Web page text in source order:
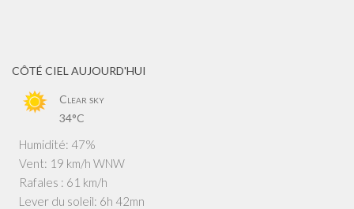
CÔTÉ CIEL AUJOURD'HUI
Clear sky
34°C
Humidité: 47%
Vent: 19 km/h WNW
Rafales : 61 km/h
Lever du soleil: 6h 42mn